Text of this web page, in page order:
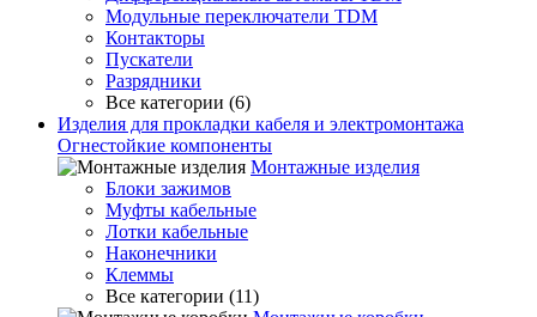
Модульные переключатели TDM
Контакторы
Пускатели
Разрядники
Все категории (6)
Изделия для прокладки кабеля и электромонтажа
Огнестойкие компоненты
Монтажные изделия
Блоки зажимов
Муфты кабельные
Лотки кабельные
Наконечники
Клеммы
Все категории (11)